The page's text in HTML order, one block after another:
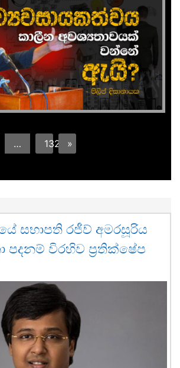
… 132 »
සභාපති රජීව් අමරසූරිය
පදනම් විරහිව ප්‍රතික්ෂේප